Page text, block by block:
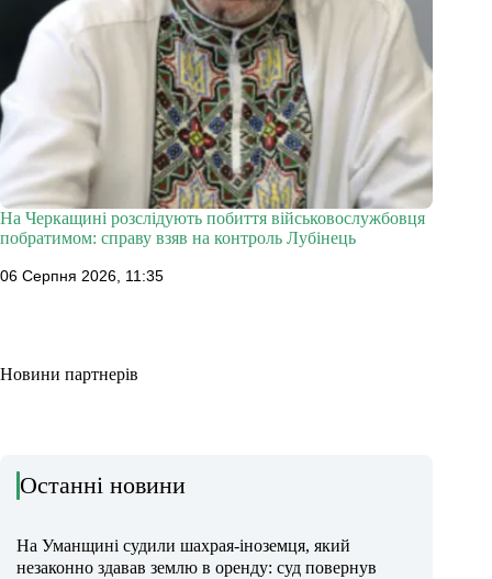
На Черкащині розслідують побиття військовослужбовця
побратимом: справу взяв на контроль Лубінець
06 Серпня 2026, 11:35
Новини партнерів
Останні новини
На Уманщині судили шахрая-іноземця, який
незаконно здавав землю в оренду: суд повернув